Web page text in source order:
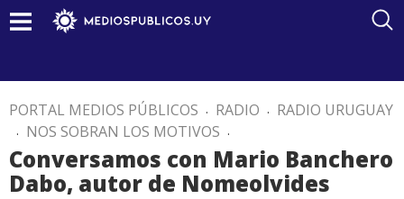
PORTAL MEDIOS PÚBLICOS . RADIO . RADIO URUGUAY
. NOS SOBRAN LOS MOTIVOS .
Conversamos con Mario Banchero
Dabo, autor de Nomeolvides